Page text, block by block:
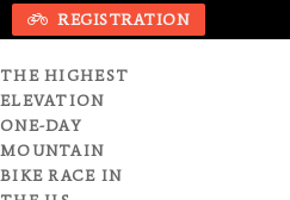
REGISTRATION
THE HIGHEST
ELEVATION
ONE-DAY
MOUNTAIN
BIKE RACE IN